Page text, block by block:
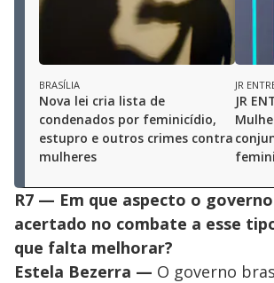
BRASÍLIA
Nova lei cria lista de
condenados por feminicídio,
estupro e outros crimes contra
mulheres
JR
JR
R7 — Em que aspecto o
acertado no combate a esse
que falta melhorar?
Estela Bezerra — O governo